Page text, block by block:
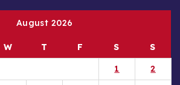
August 2026
W T F S
S
1
2